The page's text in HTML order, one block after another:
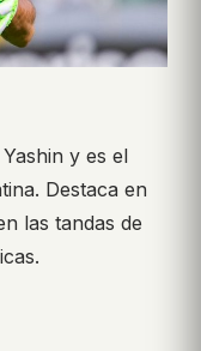
y es el
Destaca en
las tandas de